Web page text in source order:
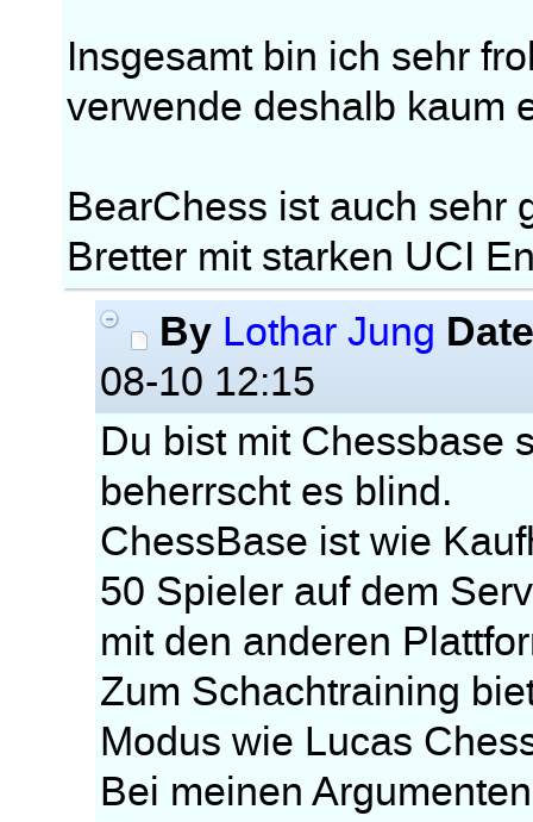
Insgesamt bin ich sehr
verwende deshalb kaum
BearChess ist auch sehr
Bretter mit starken UCI
By Lothar Jung
08-10 12:15
Du bist mit Chessbase
beherrscht es blind.
ChessBase ist wie
50 Spieler auf dem
mit den anderen
Zum Schachtraining
Modus wie Lucas
Bei meinen